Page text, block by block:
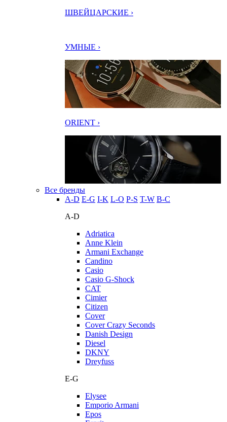
ШВЕЙЦАРСКИЕ ›
УМНЫЕ ›
ORIENT ›
Все бренды
A-D E-G I-K L-O P-S T-W В-С
A-D
Adriatica
Anne Klein
Armani Exchange
Candino
Casio
Casio G-Shock
CAT
Cimier
Citizen
Cover
Cover Crazy Seconds
Danish Design
Diesel
DKNY
Dreyfuss
E-G
Elysee
Emporio Armani
Epos